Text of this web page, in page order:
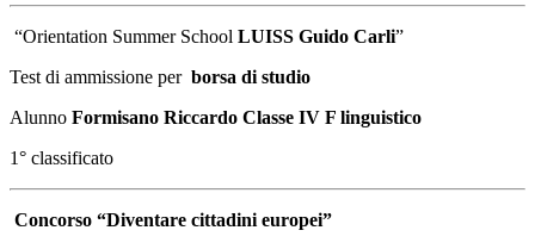
“Orientation Summer School LUISS Guido Carli”
Test di ammissione per borsa di studio
Alunno Formisano Riccardo Classe IV F linguistico
1° classificato
Concorso “Diventare cittadini europei”